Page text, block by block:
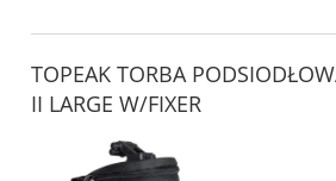
TOPEAK TORBA
II LARGE W/FIXER